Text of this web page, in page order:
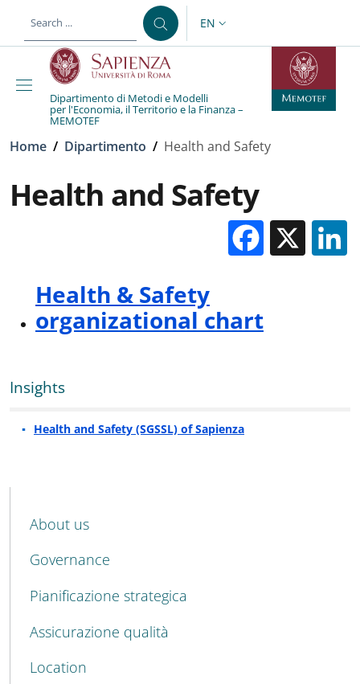
LANGUAGE SWITCHER:
EN
Dipartimento di Metodi e Modelli
per l'Economia, il Territorio e la Finanza –
MEMOTEF
Breadcrumb
Home / Dipartimento / Health and Safety
Health and Safety
X
Health & Safety
organizational chart
Insights
Health and Safety (SGSSL) of Sapienza
MENU CEV SECOND NAVIGATION
About us
Governance
Pianificazione strategica
Assicurazione qualità
Location